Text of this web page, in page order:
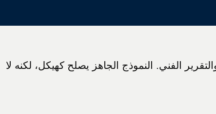
الفني. النموذج الجاهز يصلح كهيكل، لكنه لا